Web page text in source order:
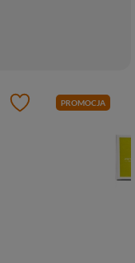
PROMOCJA